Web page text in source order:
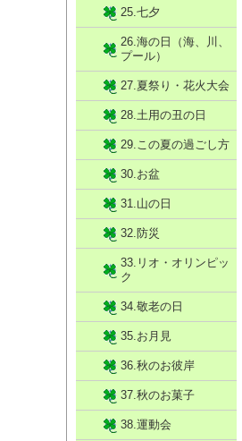
25.七夕
26.海の日（海、川、
プール）
27.夏祭り・花火大会
28.土用の丑の日
29.この夏の過ごし方
30.お盆
31.山の日
32.防災
33.リオ・オリンピッ
ク
34.敬老の日
35.お月見
36.秋のお彼岸
37.秋のお菓子
38.運動会